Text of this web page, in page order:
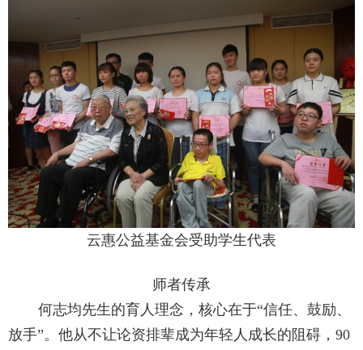
云惠公益基金会受助学生代表
师者传承
何志均先生的育人理念，核心在于“信任、鼓励、
放手”。他从不让论资排辈成为年轻人成长的阻碍， 90